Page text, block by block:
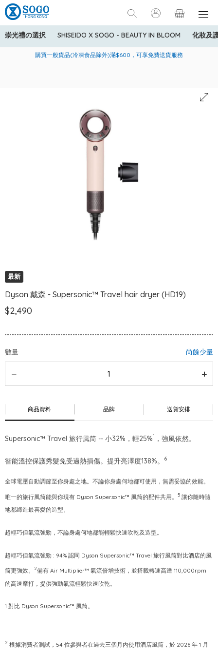
崇光禮の選択 SHISEIDO X SOGO - BEAUTY IN BLOOM 化妝及
美國運通Explorer®信用卡會員購物禮遇：高達5%簽賬回贈！
購買一般貨品(冷凍食品除外)滿$600，可享免費送貨服務
寄送中國內地服務只適用於指定商品，若訂單金額少於HK$600(折
最新
Dyson 戴森 - Supersonic™ Travel hair dryer (HD19)
$2,490
數量 尚餘少量
商品資料 品牌 送貨安排
Supersonic™ Travel 旅行風筒 -- 小32%，輕25%1 ，強風依然。
智能溫控保護秀髮免受過熱損傷。提升亮澤度138%。 6
全球電壓自動調節至你身處之地。不論你身處何地都可使用，無需妥協的效能。
唯一的旅行風筒能與你現有 Dyson Supersonic™ 風筒的配件共用。 5 讓你隨時隨
地都締造最喜愛的造型。
超輕巧但氣流強勁，不論身處何地都能輕鬆快速吹乾及造型。
超輕巧但氣流強勁 : 94% 認同 Dyson Supersonic™ Travel 旅行風筒對比酒店的風
筒更強效。 2備有 Air Multiplier™ 氣流倍增技術，並搭載轉速高達 110,000rpm
的高速摩打，提供強勁氣流輕鬆快速吹乾。
1 對比 Dyson Supersonic™ 風筒。
2 根據消費者測試，54 位參與者在過去三個月內使用酒店風筒，於 2026 年 1 月